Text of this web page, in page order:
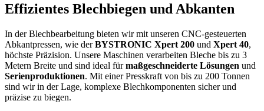
Effizientes Blechbiegen und Abkanten
In der Blechbearbeitung bieten wir mit unseren CNC-gesteuerten
Abkantpressen, wie derBYSTRONIC Xpert 200 und Xpert 40,
höchste Präzision. Unsere Maschinen verarbeiten Bleche bis zu 3
Metern Breite und sind ideal fürmaßgeschneiderte Lösungen und
Serienproduktionen. Mit einer Presskraft von bis zu 200 Tonnen
sind wir in der Lage, komplexe Blechkomponenten sicher und
präzise zu biegen.